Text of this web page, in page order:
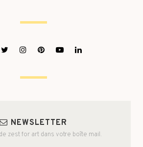
NEWSLETTER
zest for art dans votre boîte mail.